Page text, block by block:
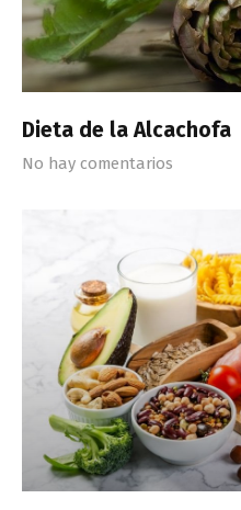
Dieta de la Alcachofa
No hay comentarios